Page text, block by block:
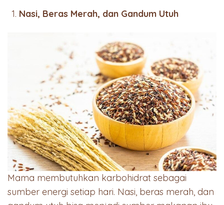
Nasi, Beras Merah, dan Gandum Utuh
Mama membutuhkan karbohidrat sebagai
sumber energi setiap hari. Nasi, beras merah, dan